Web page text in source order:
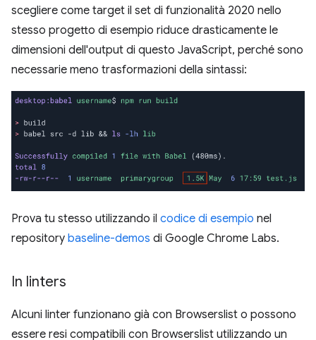
scegliere come target il set di funzionalità 2020 nello
stesso progetto di esempio riduce drasticamente le
dimensioni dell'output di questo JavaScript, perché sono
necessarie meno trasformazioni della sintassi:
Prova tu stesso utilizzando il codice di esempio nel
repository baseline-demos di Google Chrome Labs.
In linters
Alcuni linter funzionano già con Browserslist o possono
essere resi compatibili con Browserslist utilizzando un